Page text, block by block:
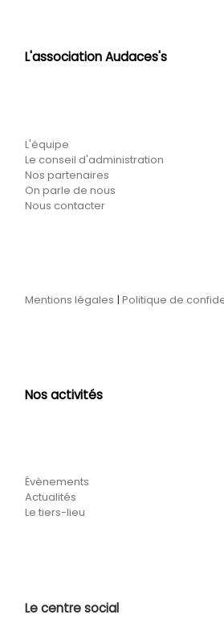
L'association Audaces's
L'équipe
Le conseil d'administration
Nos partenaires
On parle de nous
Nous contacter
Mentions légales |Politique de
Nos activités
Évènements
Actualités
Le tiers-lieu
Le centre social